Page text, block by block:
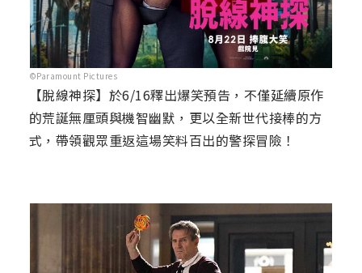
©Paramount Pictures
【脫線神探】於6/16釋出爆笑預告，不僅延續原作
的荒誕無厘頭與機智幽默，更以全新世代接棒的方
式，帶領觀眾重返這場笑料百出的警探冒險！